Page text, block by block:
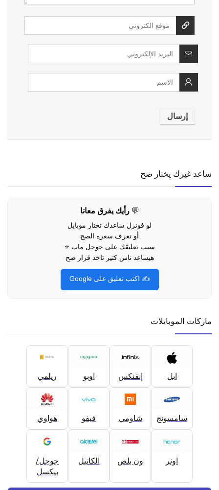
ساعد غيرك يختار صح
💬رأيك يفرق معانا
لو فونزل ساعدك تختار موبايل
أو تعرف سعره الصح
سيب تعليقك على جوجل ماب ⭐
هيساعد ناس كتير تاخد قرار صح
✍️ اكتب تعليق على Google
ماركات الموبايلات
ابل إنفنكس اوبو ريلمي
سامسونج شاومي فيفو هواوي
اونر ون بلص الكاتيل
جوجل/
بيكسل